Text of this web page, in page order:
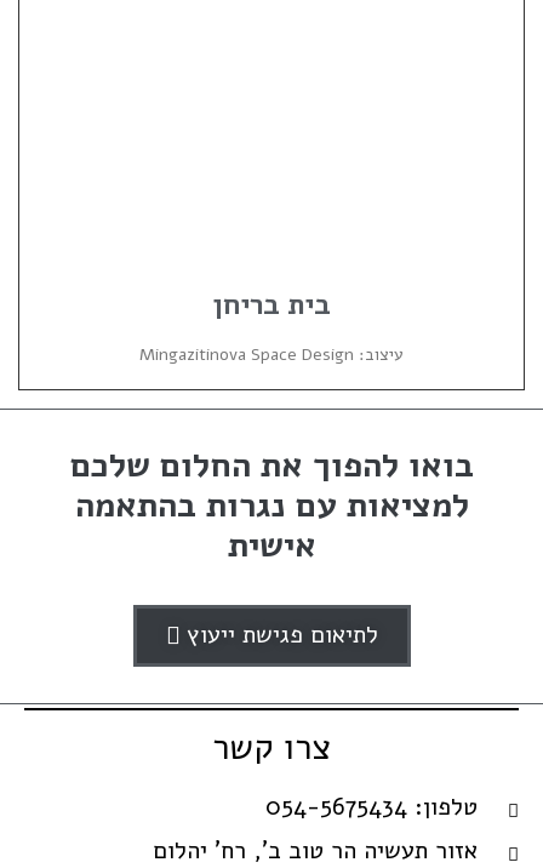
בית בריחן
עיצוב: Mingazitinova Space Design
בואו להפוך את החלום שלכם
למציאות עם נגרות בהתאמה
אישית
לתיאום פגישת ייעוץ
צרו קשר
טלפון: 054-5675434
אזור תעשיה הר טוב ב', רח' יהלום